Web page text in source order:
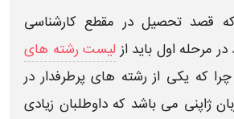
که قصد تحصیل در مقطع کارشناسی
در مرحله اول باید ازلیست رشته های
که یکی از رشته های پرطرفدار در
ژاپنی می باشد که داوطلبان زیادی